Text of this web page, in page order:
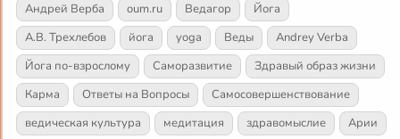
Андрей Верба oum.ru Ведагор
Йога
А.В. Трехлебов
йога yoga Веды
Andrey Verba
Йога по-взрослому
Саморазвитие
Здравый образ жизни
Карма
Ответы на Вопросы
Самосовершенствование
ведическая культура
медитация здравомыслие
Арии